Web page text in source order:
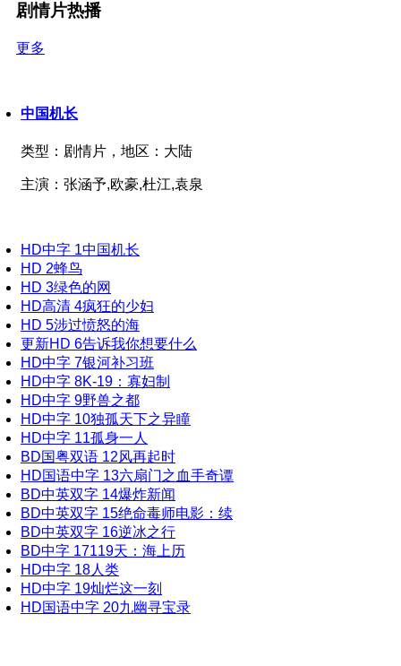
剧情片热播
更多
中国机长
类型： 剧情片， 地区： 大陆
主演： 张涵予,欧豪,杜江,袁泉
HD中字 1中国机长
HD 2蜂鸟
HD 3绿色的网
HD高清 4疯狂的少妇
HD 5涉过愤怒的海
更新HD 6告诉我你想要什么
HD中字 7银河补习班
HD中字 8K-19：寡妇制
HD中字 9野兽之都
HD中字 10独孤天下之异瞳
HD中字 11孤身一人
BD国粤双语 12风再起时
HD国语中字 13六扇门之血手奇谭
BD中英双字 14爆炸新闻
BD中英双字 15绝命毒师电影：续
BD中英双字 16逆冰之行
BD中字 17119天：海上历
HD中字 18人类
HD中字 19灿烂这一刻
HD国语中字 20九幽寻宝录